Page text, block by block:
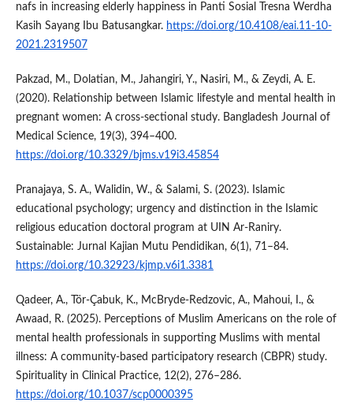
nafs in increasing elderly happiness in Panti Sosial Tresna Werdha
Kasih Sayang Ibu Batusangkar. https://doi.org/10.4108/eai.11-10-
2021.2319507
Pakzad, M., Dolatian, M., Jahangiri, Y., Nasiri, M., & Zeydi, A. E.
(2020). Relationship between Islamic lifestyle and mental health in
pregnant women: A cross-sectional study. Bangladesh Journal of
Medical Science, 19(3), 394–400.
https://doi.org/10.3329/bjms.v19i3.45854
Pranajaya, S. A., Walidin, W., & Salami, S. (2023). Islamic
educational psychology; urgency and distinction in the Islamic
religious education doctoral program at UIN Ar-Raniry.
Sustainable: Jurnal Kajian Mutu Pendidikan, 6(1), 71–84.
https://doi.org/10.32923/kjmp.v6i1.3381
Qadeer, A., Tör‐Çabuk, K., McBryde-Redzovic, A., Mahoui, I., &
Awaad, R. (2025). Perceptions of Muslim Americans on the role of
mental health professionals in supporting Muslims with mental
illness: A community-based participatory research (CBPR) study.
Spirituality in Clinical Practice, 12(2), 276–286.
https://doi.org/10.1037/scp0000395